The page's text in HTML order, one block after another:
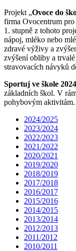
Projekt „Ovoce do
firma Ovocentrum
1. stupně z tohoto
nápoj, mléko nebo
zdravé výživy a
zvýšení obliby a
stravovacích návyků
Sportuj ve škole 2024
základních škol. V
pohybovým aktivitám.
2024/2025
2023/2024
2022/2023
2021/2022
2020/2021
2019/2020
2018/2019
2017/2018
2016/2017
2015/2016
2014/2015
2013/2014
2012/2013
2011/2012
2010/2011